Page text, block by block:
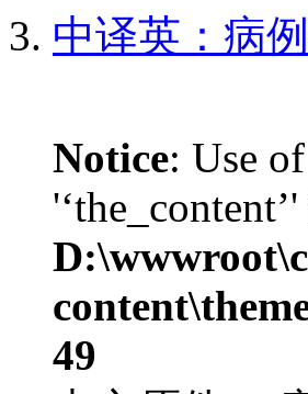
中译英：病
Notice: Use
49